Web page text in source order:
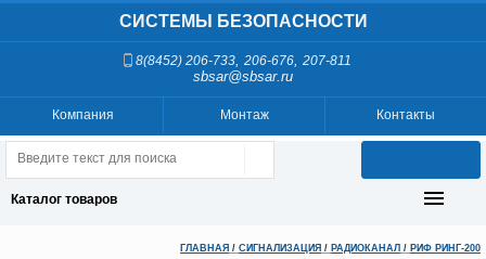
СИСТЕМЫ БЕЗОПАСНОСТИ
8(8452) 206-733, 206-676, 207-811
sbsar@sbsar.ru
Контакты
Монтаж
Компания
Каталог товаров
ГЛАВНАЯ / СИГНАЛИЗАЦИЯ / РАДИОКАНАЛ / РИФ РИНГ-200